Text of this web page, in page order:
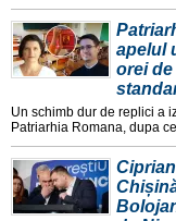
apelul
orei
Un schimb dur de replici a
Patriarhia Romana, dupa